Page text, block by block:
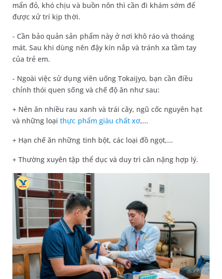
mẩn đỏ, khó chịu và buồn nôn thì cần đi khám sớm để
được xử trí kịp thời.
- Cần bảo quản sản phẩm này ở nơi khô ráo và thoáng
mát. Sau khi dùng nên đậy kín nắp và tránh xa tầm tay
của trẻ em.
- Ngoài việc sử dụng viên uống Tokaijyo, bạn cần điều
chỉnh thói quen sống và chế độ ăn như sau:
+ Nên ăn nhiều rau xanh và trái cây, ngũ cốc nguyên hạt
và những loạithực phẩm giàu chất xơ,...
+ Hạn chế ăn những tinh bột, các loại đồ ngọt,...
+ Thường xuyên tập thể dục và duy trì cân nặng hợp lý.